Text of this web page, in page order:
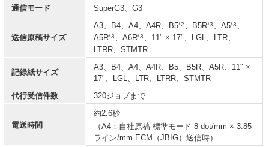
通信モード
SuperG3、G3
送信原稿サイズ
A3、B4、A4、A4R、B5*2、B5R*3、A5*3、
A5R*3、A6R*3、11" × 17"、LGL、LTR、
LTRR、STMTR
記録紙サイズ
A3、B4、A4、A4R、B5、B5R、A5R、11" ×
17"、LGL、LTR、LTRR、STMTR
代行受信件数
320ジョブまで
電送時間
約2.6秒
（A4：自社原稿 標準モード 8 dot/mm × 3.85
ライン/mm ECM（JBIG）送信時）